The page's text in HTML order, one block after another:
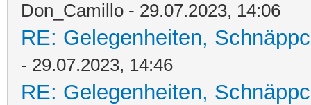
Don_Camillo - 29.07.2023, 14:06
RE: Gelegenheiten,
- 29.07.2023, 14:46
RE: Gelegenheiten,